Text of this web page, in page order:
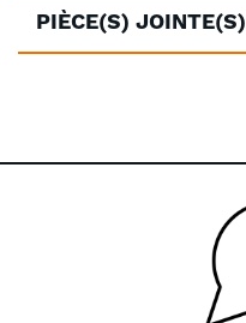
PIÈCE(S) JOINTE(S)